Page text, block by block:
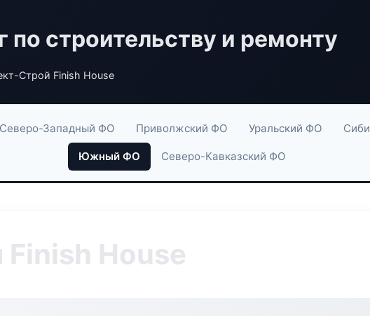
по строительству и ремонту
Строй Finish House
Северо-Западный ФО Приволжский ФО Уральский ФО
Южный ФО Северо-Кавказский ФО
House